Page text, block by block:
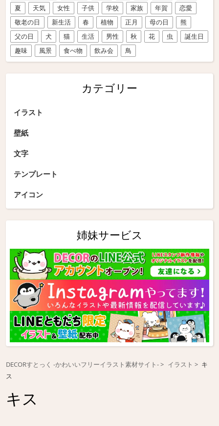
夏
天気 女性 子供 学校 家族 年賀
恋愛
敬老の日
新生活 春 植物 正月 母の日
熊
父の日
犬 猫 生活 男性 秋 花 虫
誕生日
趣味
風景 食べ物 飲み会 鳥
カテゴリー
イラスト
壁紙
文字
テンプレート
アイコン
姉妹サービス
DECORすとっく -かわいいフリーイラスト素材サイト- イラスト
キ
ス
キス